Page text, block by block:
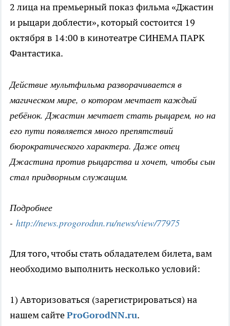
2 лица на премьерный показ фильма «Джастин
и рыцари доблести», который состоится 19
октября в 14:00 в кинотеатре СИНЕМА ПАРК
Фантастика.
Действие мультфильма разворачивается в
магическом мире, о котором мечтает каждый
ребёнок. Джастин мечтает стать рыцарем, но на
его пути появляется много препятствий
бюрократического характера. Даже отец
Джастина против рыцарства и хочет, чтобы сын
стал придворным служащим.
Подробнее
- http://news.progorodnn.ru/news/view/77975
Для того, чтобы стать обладателем билета, вам
необходимо выполнить несколько условий:
1) Авторизоваться (зарегистрироваться) на
нашем сайтеProGorodNN.ru.